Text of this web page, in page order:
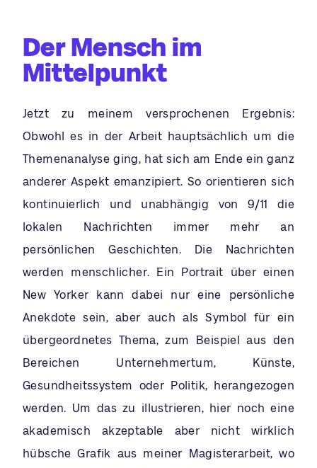
Der Mensch im
Mittelpunkt
Jetzt zu meinem versprochenen Ergebnis:
Obwohl es in der Arbeit hauptsächlich um die
Themenanalyse ging, hat sich am Ende ein ganz
anderer Aspekt emanzipiert. So orientieren sich
kontinuierlich und unabhängig von 9/11 die
lokalen Nachrichten immer mehr an
persönlichen Geschichten. Die Nachrichten
werden menschlicher. Ein Portrait über einen
New Yorker kann dabei nur eine persönliche
Anekdote sein, aber auch als Symbol für ein
übergeordnetes Thema, zum Beispiel aus den
Bereichen Unternehmertum, Künste,
Gesundheitssystem oder Politik, herangezogen
werden. Um das zu illustrieren, hier noch eine
akademisch akzeptable aber nicht wirklich
hübsche Grafik aus meiner Magisterarbeit, wo